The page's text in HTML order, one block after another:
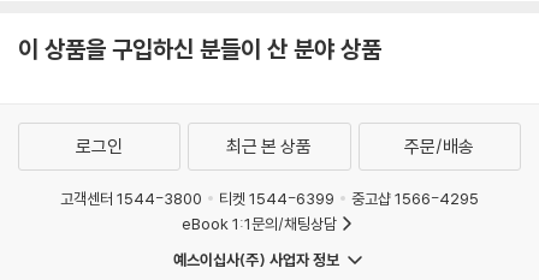
2. 테란 1- 청년 임요환 (요환의 취미, 패션, 운동, 음식, 팬클럽)
그 3,4위전 제 3,4경기
- Multi Angle (임요환 진영 / 상대편 진영 / 옵저버 화면 / 키보드 손동
- Multi Audio (Commentary / 중계방송)
이 상품을 구입하신 분들이 산 분야 상품
로그인 최근 본 상품 주문/배송
고객센터 1544-3800 티켓 1544-6399
중고샵 1566-4295
eBook 1:1문의/채팅상담
예스이십사(주) 사업자 정보